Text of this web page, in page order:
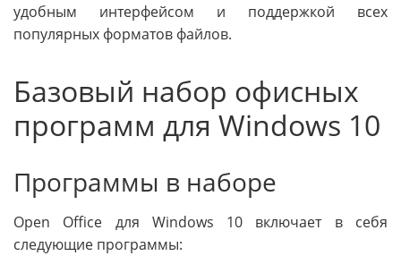
удобным интерфейсом и поддержкой всех
популярных форматов файлов.
Базовый набор офисных
программ для Windows 10
Программы в наборе
Open Office для Windows 10 включает в себя
следующие программы: